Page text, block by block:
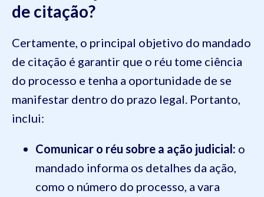
de citação?
Certamente, o principal objetivo do mandado
de citação é garantir que o réu tome ciência
do processo e tenha a oportunidade de se
manifestar dentro do prazo legal. Portanto,
inclui:
Comunicar o réu sobre a ação judicial: o
mandado informa os detalhes da ação,
como o número do processo, a vara